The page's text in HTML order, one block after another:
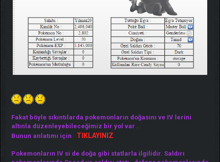
Fakat böyle sıkıntılarda pokemonların doğasını ve IV lerini
altınla düzenleyebileceğimiz bir yol var .
Bunun anlatımı için
TIKLAYINIZ
Pokemonların IV si de doğa gibi statlarla ilgilidir. Saldırı